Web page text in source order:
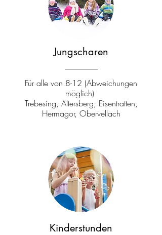
Jungscharen
Für alle von 8-12 (Abweichungen
möglich)
Trebesing, Altersberg, Eisentratten,
Hermagor, Obervellach
Kinderstunden